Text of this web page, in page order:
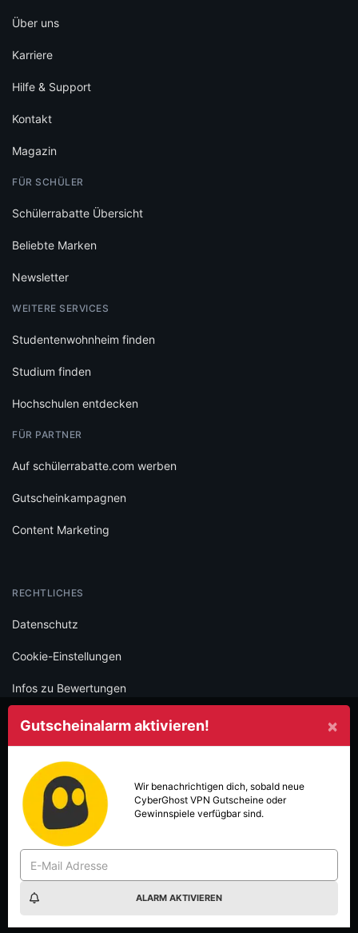
×
Gutscheinalarm aktivieren!
Wir benachrichtigen dich, sobald neue
CyberGhost VPN Gutscheine oder
Gewinnspiele verfügbar sind.
ALARM AKTIVIEREN
Über uns
Karriere
Hilfe & Support
Kontakt
Magazin
FÜR SCHÜLER
Schülerrabatte Übersicht
Beliebte Marken
Newsletter
WEITERE SERVICES
Studentenwohnheim finden
Studium finden
Hochschulen entdecken
FÜR PARTNER
Auf schülerrabatte.com werben
Gutscheinkampagnen
Content Marketing
RECHTLICHES
Datenschutz
Cookie-Einstellungen
Infos zu Bewertungen
AGB
SOCIAL
Folge schülerrabatte.com und verpasse keine Deals mehr.
Made with
in Vienna.